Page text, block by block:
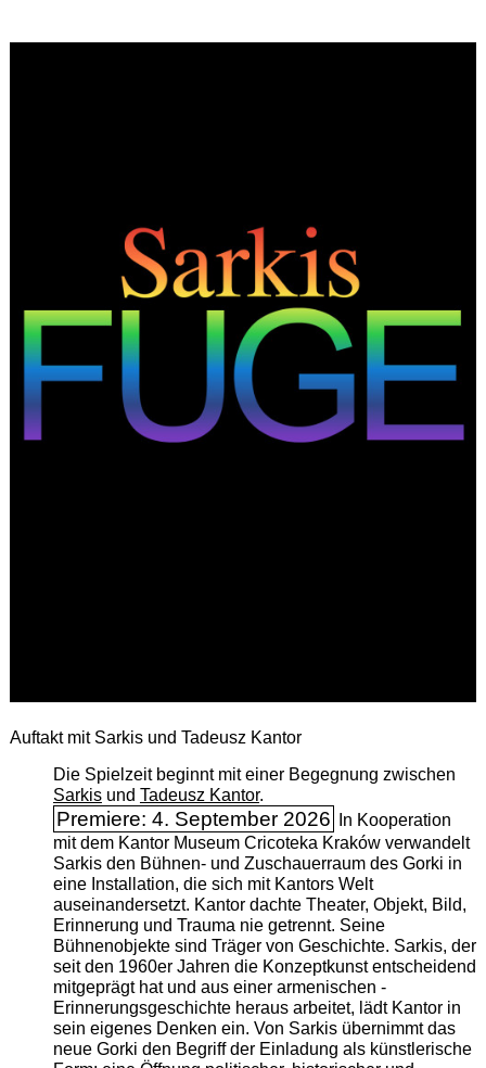
Auftakt mit Sarkis und Tadeusz Kantor
Die Spielzeit beginnt mit einer Begegnung zwischen
Sarkisund Tadeusz Kantor.
Premiere: 4. September 2026
In Kooperation
mit dem Kantor Museum Cricoteka Kraków verwandelt
Sarkis den Bühnen- und Zuschauerraum des Gorki in
eine Installation, die sich mit Kantors Welt
auseinandersetzt. Kantor dachte Theater, Objekt, Bild,
Erinnerung und Trauma nie getrennt. Seine
Bühnenobjekte sind Träger von Geschichte. Sarkis, der
seit den 1960er Jahren die Konzeptkunst entscheidend
mitgeprägt hat und aus einer armenischen ­
Erinnerungsgeschichte heraus arbeitet, lädt Kantor in
sein eigenes Denken ein. Von Sarkis übernimmt das
neue Gorki den Begriff der Einladung als künstlerische